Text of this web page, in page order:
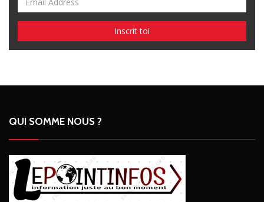
QUI SOMME NOUS ?